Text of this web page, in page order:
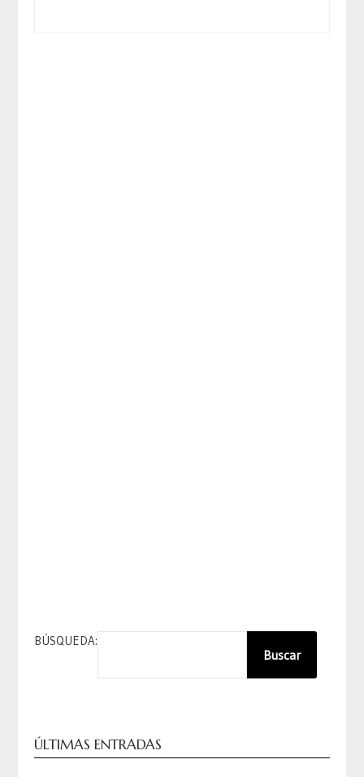
BÚSQUEDA:
Buscar
ÚLTIMAS ENTRADAS